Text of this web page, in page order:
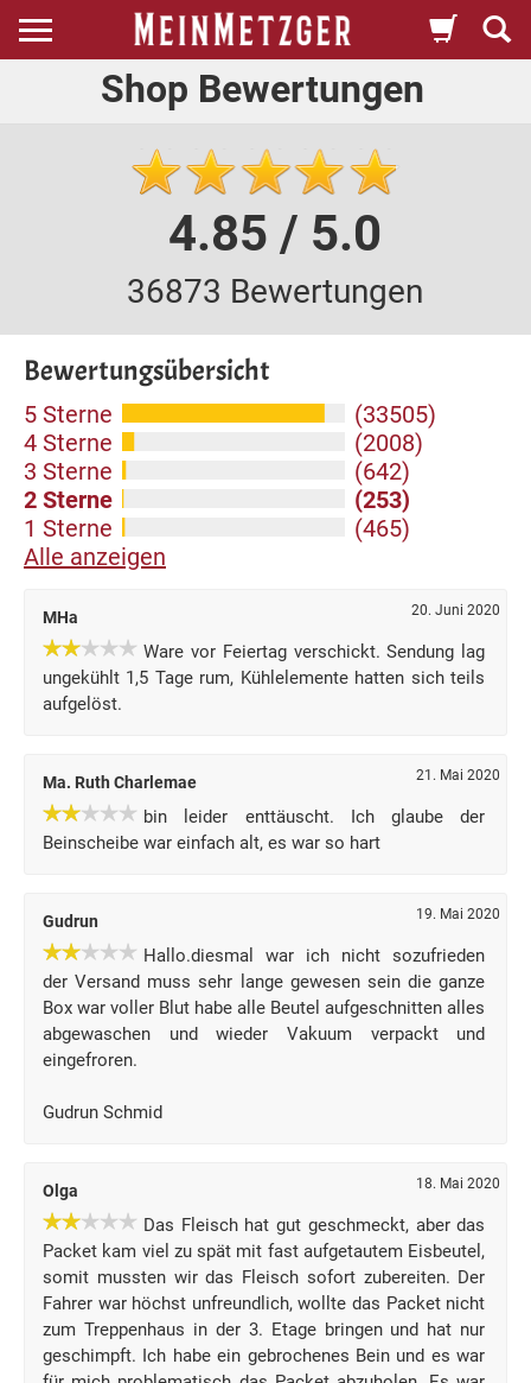
Shop Bewertungen
4.85 / 5.0
36873 Bewertungen
Bewertungsübersicht
5 Sterne
(33505)
4 Sterne
(2008)
3 Sterne
(642)
2 Sterne
(253)
1 Sterne
(465)
Alle anzeigen
MHa 20. Juni 2020
Ware vor Feiertag verschickt. Sendung lag
ungekühlt 1,5 Tage rum, Kühlelemente hatten sich teils
aufgelöst.
Ma. Ruth Charlemae 21. Mai 2020
bin leider enttäuscht. Ich glaube der
Beinscheibe war einfach alt, es war so hart
Gudrun 19. Mai 2020
Hallo.diesmal war ich nicht sozufrieden
der Versand muss sehr lange gewesen sein die ganze
Box war voller Blut habe alle Beutel aufgeschnitten alles
abgewaschen und wieder Vakuum verpackt und
eingefroren.
Gudrun Schmid
Olga 18. Mai 2020
Das Fleisch hat gut geschmeckt, aber das
Packet kam viel zu spät mit fast aufgetautem Eisbeutel,
somit mussten wir das Fleisch sofort zubereiten. Der
Fahrer war höchst unfreundlich, wollte das Packet nicht
zum Treppenhaus in der 3. Etage bringen und hat nur
geschimpft. Ich habe ein gebrochenes Bein und es war